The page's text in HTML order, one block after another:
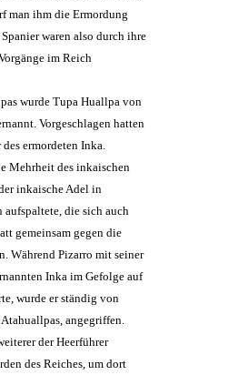
man ihm die Ermordung
waren also durch ihre
im Reich
wurde Tupa Huallpa von
Vorgeschlagen hatten
ermordeten Inka.
Mehrheit des inkaischen
inkaische Adel in
aufspaltete, die sich auch
gemeinsam gegen die
Während Pizarro mit seiner
Inka im Gefolge auf
wurde er ständig von
angegriffen.
der Heerführer
des Reiches, um dort